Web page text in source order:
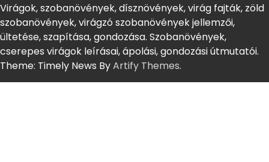
Virágok, szobanövények, dísznövények, virág fajták, zöld
szobanövények, virágzó szobanövények jellemzői,
ültetése, szapítása, gondozása. Szobanövények,
cserepes virágok leírásai, ápolási, gondozási útmutatói.
Theme: Timely News ByArtify Themes.